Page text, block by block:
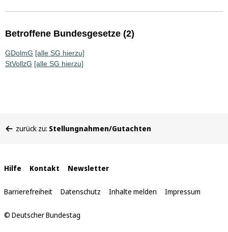
Betroffene Bundesgesetze (2)
GDolmG [alle SG hierzu]
StVollzG [alle SG hierzu]
befinden
zurück zu: Stellungnahmen/Gutachten
Interne
Links
Hilfe Kontakt Newsletter
Barrierefreiheit Datenschutz Inhalte melden Impressum
© Deutscher Bundestag